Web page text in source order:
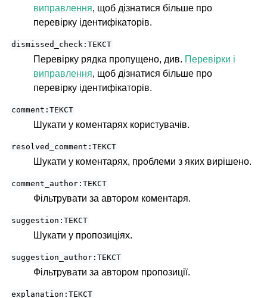
виправлення, щоб дізнатися більше про
перевірку ідентифікаторів.
dismissed_check:ТЕКСТ
Перевірку рядка пропущено, див. Перевірки і
виправлення, щоб дізнатися більше про
перевірку ідентифікаторів.
comment:ТЕКСТ
Шукати у коментарях користувачів.
resolved_comment:ТЕКСТ
Шукати у коментарях, проблеми з яких вирішено.
comment_author:ТЕКСТ
Фільтрувати за автором коментаря.
suggestion:ТЕКСТ
Шукати у пропозиціях.
suggestion_author:ТЕКСТ
Фільтрувати за автором пропозиції.
explanation:ТЕКСТ